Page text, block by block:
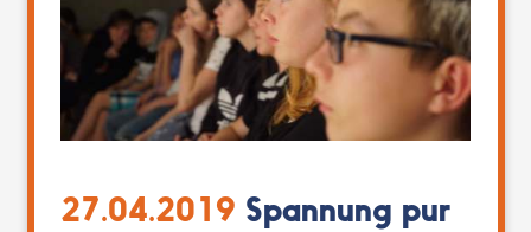
27.04.2019 Spannung pur